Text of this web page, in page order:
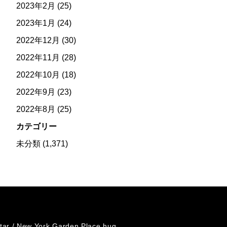
2023年2月 (25)
2023年1月 (24)
2022年12月 (30)
2022年11月 (28)
2022年10月 (18)
2022年9月 (23)
2022年8月 (25)
カテゴリー
未分類(1,371)